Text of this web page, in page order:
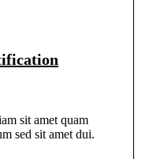
sit amet quam
sed sit amet dui.